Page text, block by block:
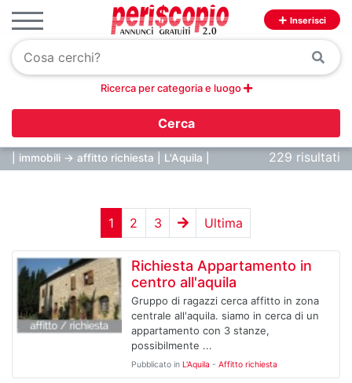
Inserisci
Ricerca per categoria e luogo
Cerca
| immobili -> affitto richiesta | L'Aquila | 229 risultati
1 2 3 Ultima
Richiesta Appartamento in
centro all'aquila
Gruppo di ragazzi cerca affitto in zona
centrale all'aquila. siamo in cerca di un
appartamento con 3 stanze,
possibilmente ...
Pubblicato in L'Aquila - Affitto richiesta